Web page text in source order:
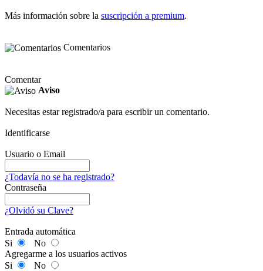
Más información sobre la suscripción a premium.
Comentarios
Comentar
Aviso
Necesitas estar registrado/a para escribir un comentario.
Identificarse
Usuario o Email
¿Todavía no se ha registrado?
Contraseña
¿Olvidó su Clave?
Entrada automática
Si
No
Agregarme a los usuarios activos
Si
No